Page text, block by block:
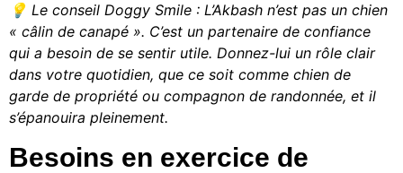
💡 Le conseil Doggy Smile : L’Akbash n’est pas un chien
« câlin de canapé ». C’est un partenaire de confiance
qui a besoin de se sentir utile. Donnez-lui un rôle clair
dans votre quotidien, que ce soit comme chien de
garde de propriété ou compagnon de randonnée, et il
s’épanouira pleinement.
Besoins en exercice de